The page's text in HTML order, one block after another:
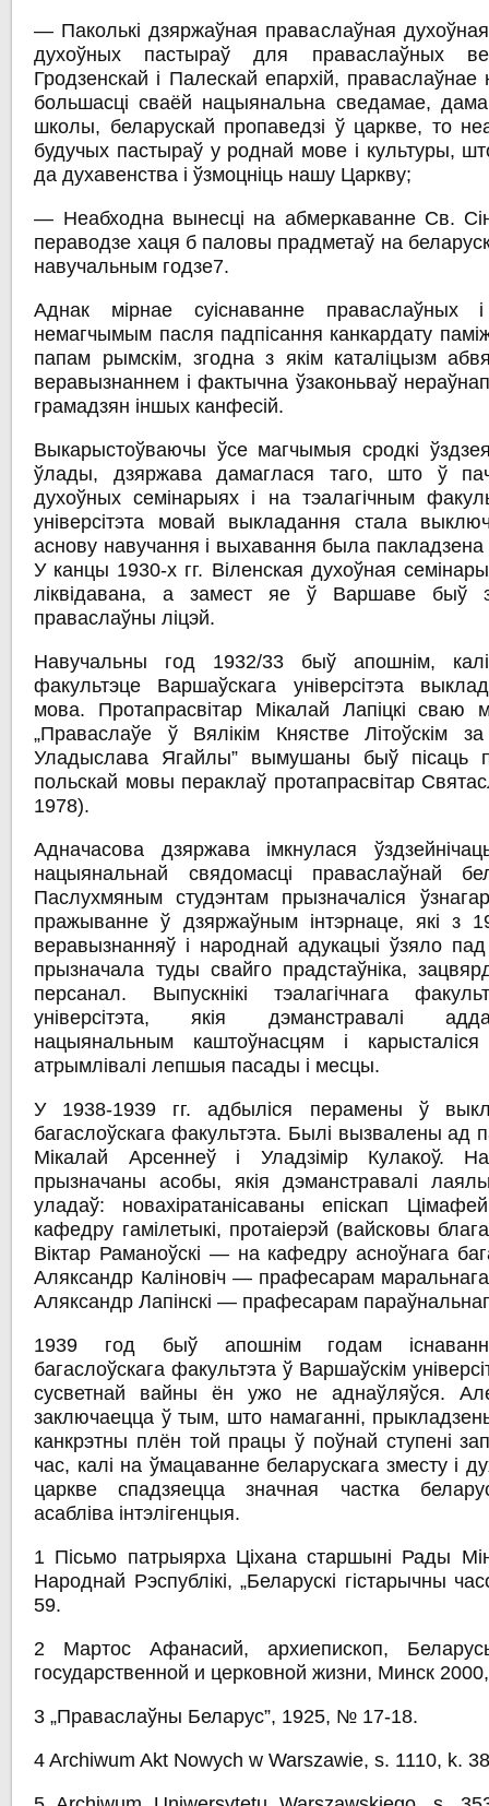
— Паколькі дзяржаўная праваслаўная
духоўных пастыраў для праваслаўных
Гродзенскай і Палескай епархій, праваслаўнае
большасці сваёй нацыянальна сведамае,
школы, беларускай пропаведзі ў царкве, то
будучых пастыраў у роднай мове і культуры,
да духавенства і ўзмоцніць нашу Царкву;
— Неабходна вынесці на абмеркаванне Св.
пераводзе хаця б паловы прадметаў на
навучальным годзе7.
Аднак мірнае суіснаванне праваслаўных
немагчымым пасля падпісання канкардату
папам рымскім, згодна з якім каталіцызм
веравызнаннем і фактычна ўзаконьваў
грамадзян іншых канфесій.
Выкарыстоўваючы ўсе магчымыя сродкі
ўлады, дзяржава дамаглася таго, што ў
духоўных семінарыях і на тэалагічным
універсітэта мовай выкладання стала
аснову навучання і выхавання была пакладзена
У канцы 1930-х гг. Віленская духоўная
ліквідавана, а замест яе ў Варшаве быў
праваслаўны ліцэй.
Навучальны год 1932/33 быў апошнім, калі
факультэце Варшаўскага універсітэта
мова. Протапрасвітар Мікалай Лапіцкі сваю
„Праваслаўе ў Вялікім Княстве Літоўскім
Уладыслава Ягайлы” вымушаны быў пісаць
польскай мовы пераклаў протапрасвітар
1978).
Адначасова дзяржава імкнулася
нацыянальнай свядомасці праваслаўнай
Паслухмяным студэнтам прызначаліся
пражыванне ў дзяржаўным інтэрнаце, які з
веравызнанняў і народнай адукацыі ўзяло
прызначала туды свайго прадстаўніка,
персанал. Выпускнікі тэалагічнага
універсітэта, якія дэманстравалі
нацыянальным каштоўнасцям і
атрымлівалі лепшыя пасады і месцы.
У 1938-1939 гг. адбыліся перамены ў
багаслоўскага факультэта. Былі вызвалены ад
Мікалай Арсеннеў і Уладзімір Кулакоў.
прызначаны асобы, якія дэманстравалі
уладаў: новахіратанісаваны епіскап
кафедру гамілетыкі, протаіерэй (вайсковы
Віктар Раманоўскі — на кафедру асноўнага
Аляксандр Каліновіч — прафесарам
Аляксандр Лапінскі — прафесарам
1939 год быў апошнім годам
багаслоўскага факультэта ў Варшаўскім
сусветнай вайны ён ужо не аднаўляўся.
заключаецца ў тым, што намаганні,
канкрэтны плён той працы ў поўнай ступені
час, калі на ўмацаванне беларускага зместу і
царкве спадзяецца значная частка
асабліва інтэлігенцыя.
1 Пісьмо патрыярха Ціхана старшыні Рады
Народнай Рэспублікі, „Беларускі гістарычны
59.
2 Мартос Афанасий, архиепископ,
государственной и церковной жизни, Минск
3 „Праваслаўны Беларус”, 1925, № 17-18.
4 Archiwum Akt Nowych w Warszawie, s. 1110, k.